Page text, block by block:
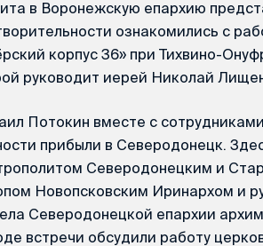
в Воронежскую епархию
ознакомились с
корпус 36» при Тихвино-
руководит иерей Николай
Потокин вместе с
прибыли в Северодонецк.
Северодонецким и
Новопсковским Иринархом и
Северодонецкой епархии
встречи обсудили работу